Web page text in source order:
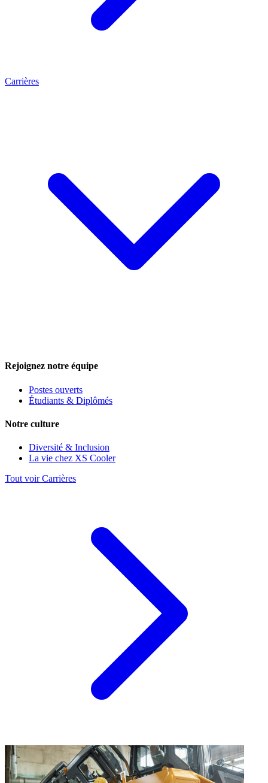
Carrières
Rejoignez notre équipe
Postes ouverts
Étudiants & Diplômés
Notre culture
Diversité & Inclusion
La vie chez XS Cooler
Tout voir Carrières